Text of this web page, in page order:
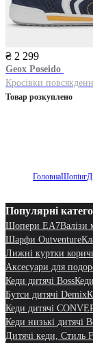
₴ 2 299
Geox Poseido
Кросівки
Товар розкуплено
ГоловнаШопінг
Популярні
Шопери EA7Валізи
Шарфи Outventure
Лижні куртки
Аксесуари для
Кеди дитячі Boss
Бутси дитячі Demix
Кеди дитячі
Кеди низькі дитячі
Дитячі кеди, Стиль